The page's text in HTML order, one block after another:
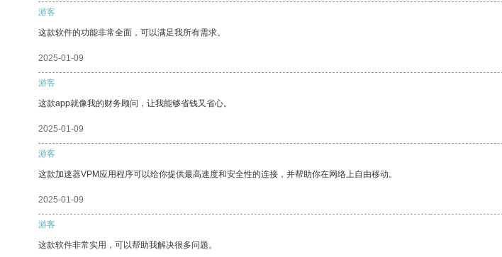
游客
这款软件的功能非常全面，可以满足我所有需求。
2025-01-09
游客
这款app就像我的财务顾问，让我能够省钱又省心。
2025-01-09
游客
这款加速器VPM应用程序可以给你提供最高速度和安全性的连接，并帮助你在网络上自由移动。
2025-01-09
游客
这款软件非常实用，可以帮助我解决很多问题。